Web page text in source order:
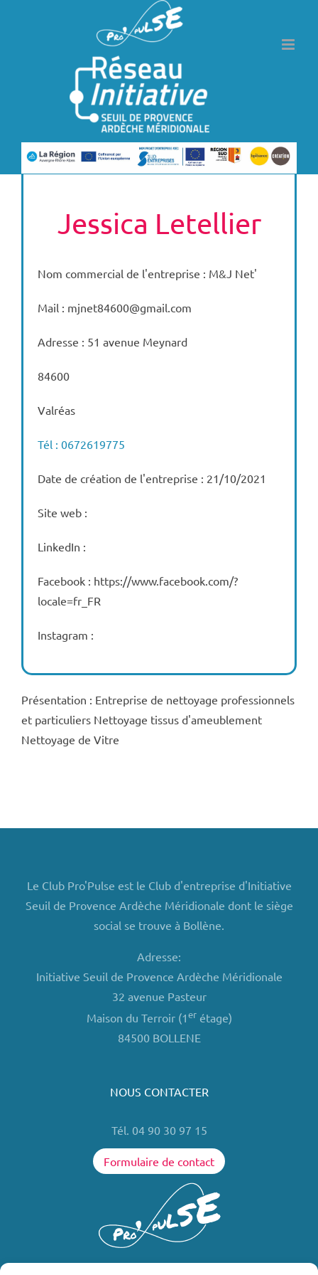
Jessica Letellier
Nom commercial de l'entreprise : M&J Net'
Mail : mjnet84600@gmail.com
Adresse : 51 avenue Meynard
84600
Valréas
Tél : 0672619775
Date de création de l'entreprise : 21/10/2021
Site web :
LinkedIn :
Facebook : https://www.facebook.com/?
locale=fr_FR
Instagram :
Présentation : Entreprise de nettoyage professionnels
et particuliers Nettoyage tissus d'ameublement
Nettoyage de Vitre
Le Club Pro'Pulse est le Club d'entreprise d'Initiative
Seuil de Provence Ardèche Méridionale dont le siège
social se trouve à Bollène.
Adresse:
Initiative Seuil de Provence Ardèche Méridionale
32 avenue Pasteur
Maison du Terroir (1erétage)
84500 BOLLENE
NOUS CONTACTER
Tél. 04 90 30 97 15
Formulaire de contact